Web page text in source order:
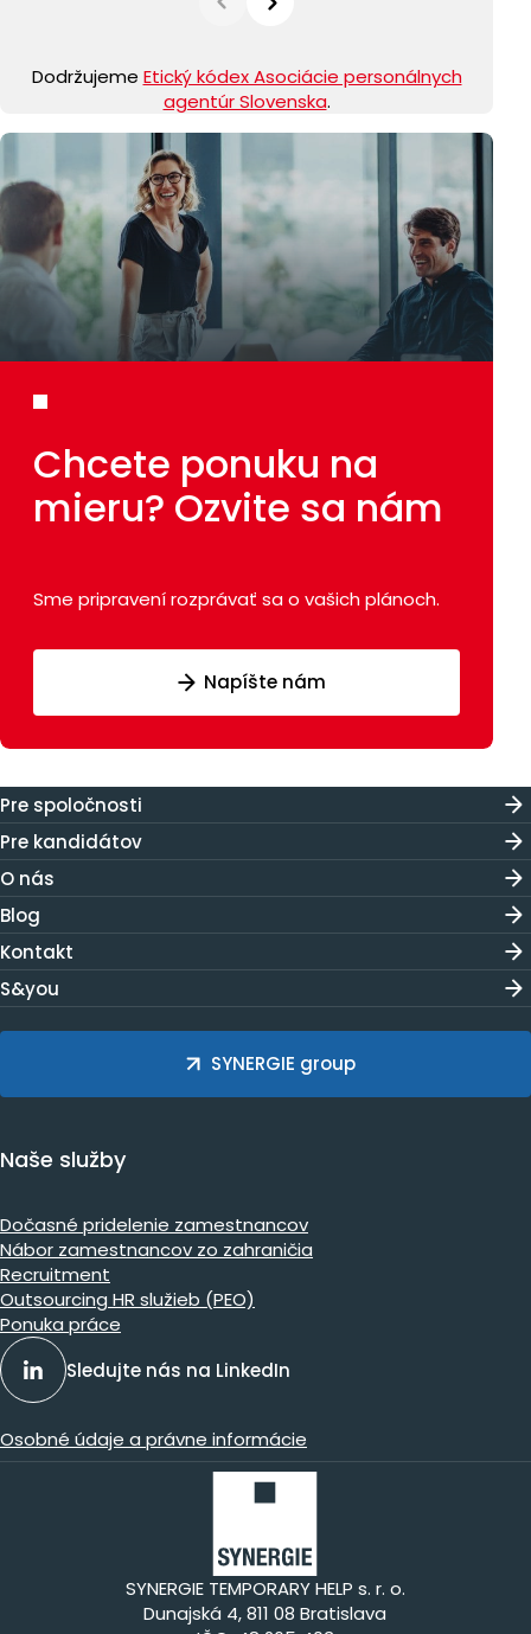
Dodržujeme Etický kódex Asociácie personálnych
agentúr Slovenska.
Chcete ponuku na
mieru? Ozvite sa nám
Sme pripravení rozprávať sa o vašich plánoch.
Napíšte nám
Pre spoločnosti
Pre kandidátov
O nás
Blog
Kontakt
S&you
SYNERGIE group
Naše služby
Dočasné pridelenie zamestnancov
Nábor zamestnancov zo zahraničia
Recruitment
Outsourcing HR služieb (PEO)
Ponuka práce
Sledujte nás na LinkedIn
Osobné údaje a právne informácie
SYNERGIE TEMPORARY HELP s. r. o.
Dunajská 4, 811 08 Bratislava